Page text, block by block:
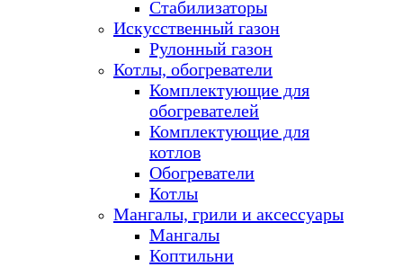
Стабилизаторы
Искусственный газон
Рулонный газон
Котлы, обогреватели
Комплектующие для
обогревателей
Комплектующие для
котлов
Обогреватели
Котлы
Мангалы, грили и аксессуары
Мангалы
Коптильни